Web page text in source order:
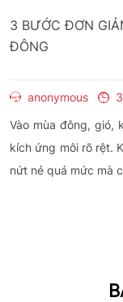
3 BƯỚC ĐƠN
ĐÔNG
anonymous
Vào mùa đông, gió,
kích ứng môi rõ rệt.
nứt nẻ quá mức mà